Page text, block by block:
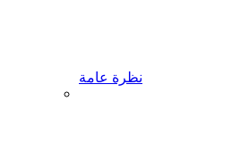
نظرة عامة